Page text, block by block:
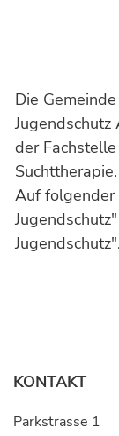
Die
der
Suchttherapie.
Auf folgender
Jugendschutz".
KONTAKT
Parkstrasse 1